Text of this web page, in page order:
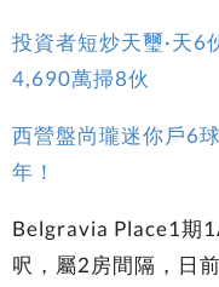
投資者短炒天璽·天6
4,690萬掃8伙
西營盤尚瓏迷你戶6
年！
Belgravia Place1期
呎，屬2房間隔，日